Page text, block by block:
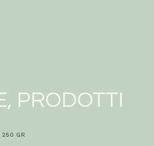
, PRODOTTI
250 GR